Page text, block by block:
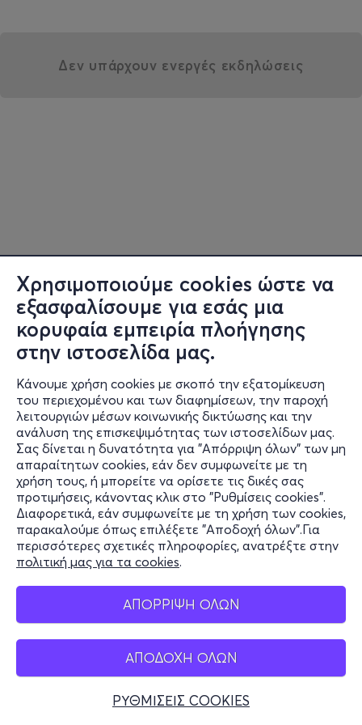
Χρησιμοποιούμε cookies ώστε να
εξασφαλίσουμε για εσάς μια
κορυφαία εμπειρία πλοήγησης
στην ιστοσελίδα μας.
Κάνουμε χρήση cookies με σκοπό την εξατομίκευση
του περιεχομένου και των διαφημίσεων, την παροχή
λειτουργιών μέσων κοινωνικής δικτύωσης και την
ανάλυση της επισκεψιμότητας των ιστοσελίδων μας.
Σας δίνεται η δυνατότητα για "Απόρριψη όλων" των μη
απαραίτητων cookies, εάν δεν συμφωνείτε με τη
χρήση τους, ή μπορείτε να ορίσετε τις δικές σας
προτιμήσεις, κάνοντας κλικ στο "Ρυθμίσεις cookies".
Διαφορετικά, εάν συμφωνείτε με τη χρήση των cookies,
παρακαλούμε όπως επιλέξετε "Αποδοχή όλων".Για
περισσότερες σχετικές πληροφορίες, ανατρέξτε στην
πολιτική μας για τα cookies.
ΑΠΟΡΡΙΨΗ ΟΛΩΝ
ΑΠΟΔΟΧΗ ΟΛΩΝ
ΡΥΘΜΙΣΕΙΣ COOKIES
Δεν υπάρχουν ενεργές εκδηλώσεις